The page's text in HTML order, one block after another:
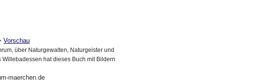
Vorschau
über Naturgewalten, Naturgeister und
hat dieses Buch mit Bildern
maerchen.de